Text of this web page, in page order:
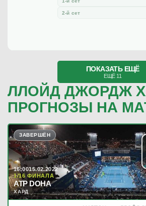
2-й сет
ПОКАЗАТЬ ЕЩЁ
ЕЩЁ 11
ЛЛОЙД ДЖОРДЖ
ПРОГНОЗЫ НА
ЗАВЕРШЁН
16:0015.02.2022
1/16 ФИНАЛА
ATP DOHA
ХАРД